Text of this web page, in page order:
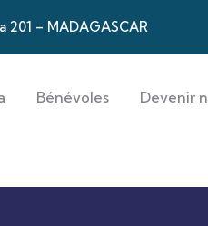
201 – MADAGASCAR
Bénévoles Devenir